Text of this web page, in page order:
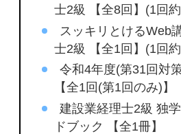
士2級 【全8回】(1回
スッキリとけるWeb
士2級 【全1回】(1回
令和4年度(第31回対
【全1回(第1回のみ)】
建設業経理士2級 独
ドブック 【全1冊】